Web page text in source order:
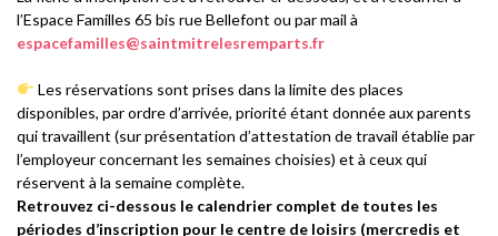
l’Espace Familles 65 bis rue Bellefont ou par mail à
espacefamilles@saintmitrelesremparts.fr
Les réservations sont prises dans la limite des places
disponibles, par ordre d’arrivée, priorité étant donnée aux parents
qui travaillent (sur présentation d’attestation de travail établie par
l’employeur concernant les semaines choisies) et à ceux qui
réservent à la semaine complète.
Retrouvez ci-dessous le calendrier complet de toutes les
périodes d’inscription pour le centre de loisirs (mercredis et